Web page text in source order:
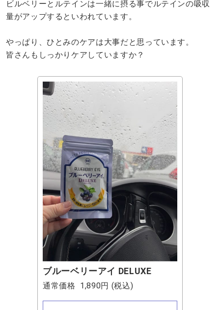
ブルーベリーアイ DELUXE
通常価格 1,890円 (税込)
ビルベリーとルテインは一緒に摂る事でルテインの吸収
量がアップするといわれています。
やっぱり、ひとみのケアは大事だと思っています。
皆さんもしっかりケアしていますか？